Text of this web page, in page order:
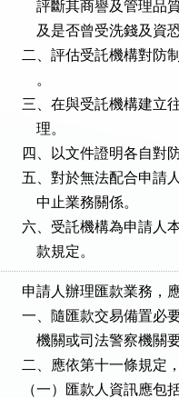
評斷其商譽及管理
及是否曾受洗錢及資
二、評估受託機構對防
    。
三、在與受託機構建立
    理。
四、以文件證明各自對
五、對於無法配合申請
    中止業務關係。
六、受託機構為申請人
    款規定。
申請人辦理匯款業務，
一、隨匯款交易備置必
機關或司法警察機關
二、應依第十一條規定
（一）匯款人資訊應包